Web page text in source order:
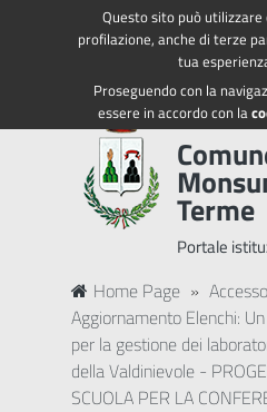
Questo sito può
profilazione, anche di terze
tua
Proseguendo con la
essere in accordo con la
Regione Toscana
Terme
Portale
Home Page »
Aggiornamento Elenchi:
per la gestione dei
della Valdinievole -
SCUOLA PER LA